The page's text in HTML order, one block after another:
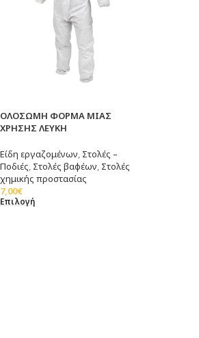
ΟΛΟΣΩΜΗ ΦΟΡΜΑ ΜΙΑΣ
ΧΡΗΣΗΣ ΛΕΥΚΗ
Είδη εργαζομένων Στολές –
Ποδιές Στολές βαφέων Στολές
χημικής προστασίας
7,00€
Επιλογή